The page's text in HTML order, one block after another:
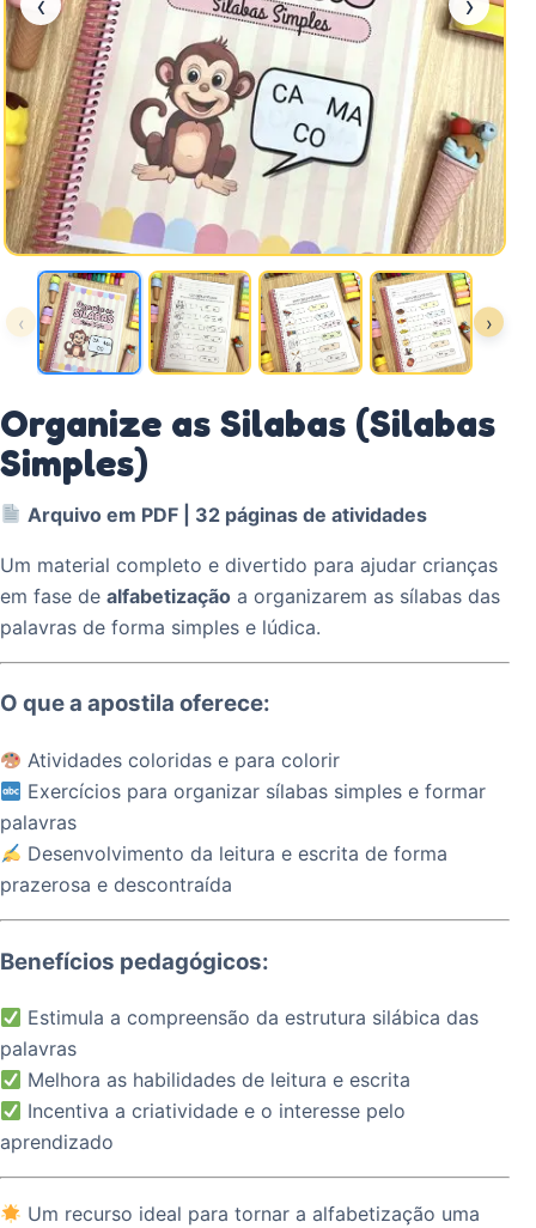
‹ ›
Organize as Silabas (Silabas
Simples)
Arquivo em PDF | 32 páginas de atividades
Um material completo e divertido para ajudar crianças
em fase de alfabetização a organizarem as sílabas das
palavras de forma simples e lúdica.
O que a apostila oferece:
Atividades coloridas e para colorir
Exercícios para organizar sílabas simples e formar
palavras
Desenvolvimento da leitura e escrita de forma
prazerosa e descontraída
Benefícios pedagógicos:
Estimula a compreensão da estrutura silábica das
palavras
Melhora as habilidades de leitura e escrita
Incentiva a criatividade e o interesse pelo
aprendizado
Um recurso ideal para tornar a alfabetização uma